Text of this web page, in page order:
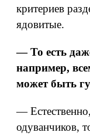
критериев
ядовитые.
— То есть
например,
может быть
—
одуванчиков,